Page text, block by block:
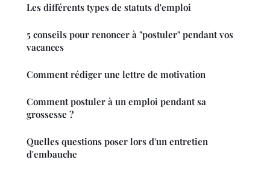
Les différents types de statuts d'emploi
5 conseils pour renoncer à "postuler" pendant vos
vacances
Comment rédiger une lettre de motivation
Comment postuler à un emploi pendant sa
grossesse ?
Quelles questions poser lors d'un entretien
d'embauche